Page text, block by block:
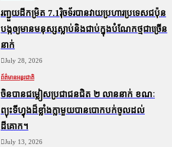
រញ្ជួយដីកម្រិត​ 7.1រ៉ិចទ័របានវាយប្រហារប្រទេសជប៉ុន
បង្កឲ្យមានមនុស្សស្លាប់​និង​ជាប់ក្នុងបំណែកថ្មជាច្រើន
នាក់
July 28, 2026
ព័ត៌មានអន្តរជាតិ
ចិនបានជម្លៀសប្រជាជនជិត ២ លាននាក់ ខណៈ
ព្យុះទីហ្វុងដ៏ខ្លាំងក្លាមួយបានបោកបក់ចូលដល់
ដីគោក។
July 13, 2026